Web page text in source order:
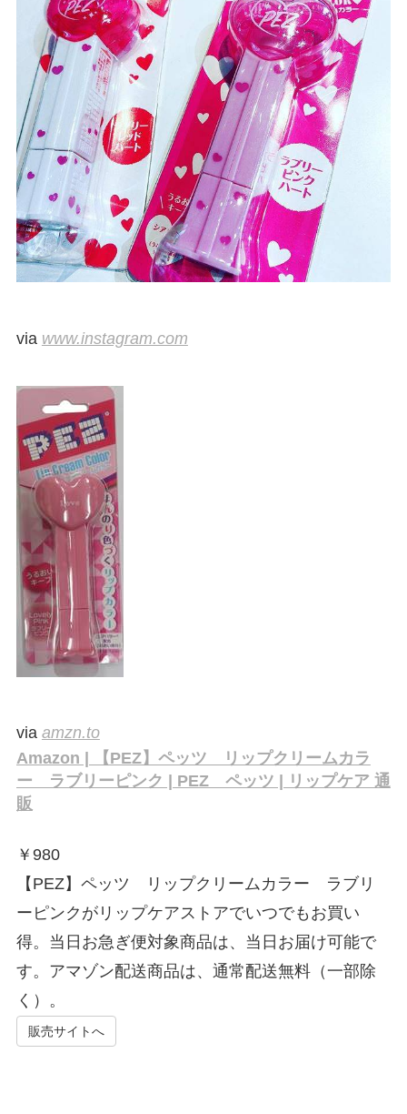
via www.instagram.com
via amzn.to
Amazon | 【PEZ】ペッツ リップクリームカラ
ー ラブリーピンク | PEZ ペッツ | リップケア 通
販
￥ 980
【PEZ】ペッツ リップクリームカラー ラブリ
ーピンクがリップケアストアでいつでもお買い
得。当日お急ぎ便対象商品は、当日お届け可能で
す。アマゾン配送商品は、通常配送無料（一部除
く）。
販売サイトへ